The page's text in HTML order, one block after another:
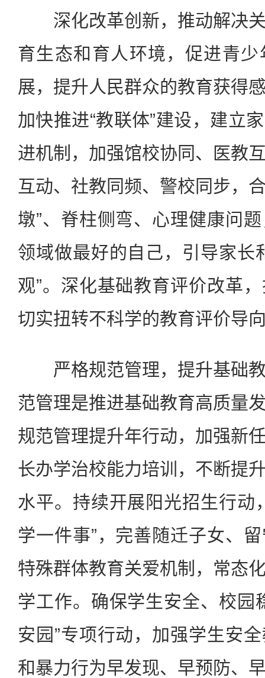
深化改革创新，推动解决关
育生态和育人环境，促进青
展，提升人民群众的教育获得
加快推进“教联体”建设，建立
进机制，加强馆校协同、医教
互动、社教同频、警校同步，
墩”、脊柱侧弯、心理健康问
领域做最好的自己，引导家长
观”。深化基础教育评价改革
切实扭转不科学的教育评价导
严格规范管理，提升基础教
范管理是推进基础教育高质量
规范管理提升年行动，加强新
长办学治校能力培训，不断提
水平。持续开展阳光招生行动
学一件事”，完善随迁子女、
特殊群体教育关爱机制，常态
学工作。确保学生安全、校园
安园”专项行动，加强学生安
和暴力行为早发现、早预防、